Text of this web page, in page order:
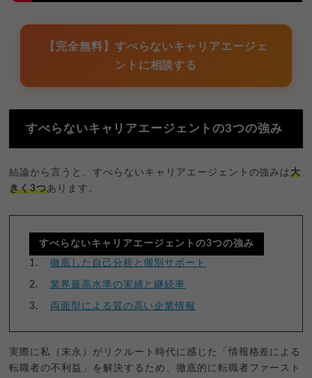
【完全無料】すべらないキャリアエージェ
ントに相談する
すべらないキャリアエージェントの3つの強み
結論から言うと、すべらないキャリアエージェントの強みは大
きく3つあります。
すべらないキャリアエージェントの3つの強み
徹底した自己分析と個別サポート
業界最高水準の実績と継続率
両面型による質の高い企業情報
実際に私（末永）がリクルート時代に感じた「情報格差による
転職者の不利益」を解決するため、徹底的に転職者ファースト